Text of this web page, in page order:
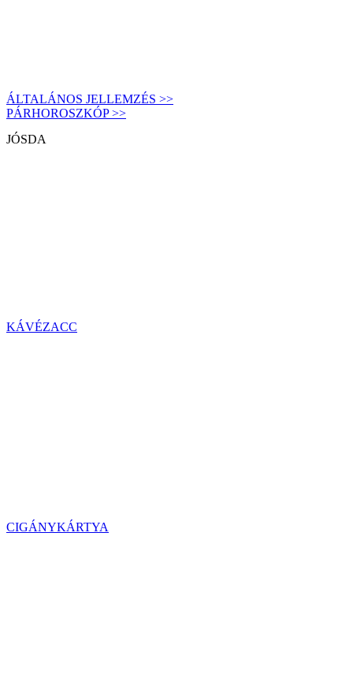
ÁLTALÁNOS JELLEMZÉS >>
PÁRHOROSZKÓP >>
JÓSDA
KÁVÉZACC
CIGÁNYKÁRTYA